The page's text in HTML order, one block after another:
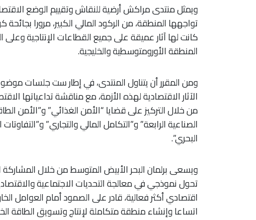
ويمثل منتدى مراكش أرضية للنقاش وتقييم الوضع
كانت لها آثار عميقة على جميع القطاعات الإنتاجية
المنطقة الأورومتوسطية والخليجية.
ومن المقرر أن يتناول المنتدى، في إطار ست جلسات
الآثار الاقتصادية لهذه الأزمة، مع مناقشة تداعياتها
من خلال التركيز على قضايا “الأمن الغذائي” و”الأمن
الصناعية الرابعة” و”التكامل المالي والتجاري”
البحري”.
ويسعى برلمان البحر الأبيض المتوسط من خلال المشاركة
تحول نموذجي في معالجة التحديات الاجتماعية
اقتصادي أكثر فعالية، قادر على الصمود أمام العوامل
اتساعا وإنشاء منطقة متكاملة لإنتاج وتسويق الطاقة